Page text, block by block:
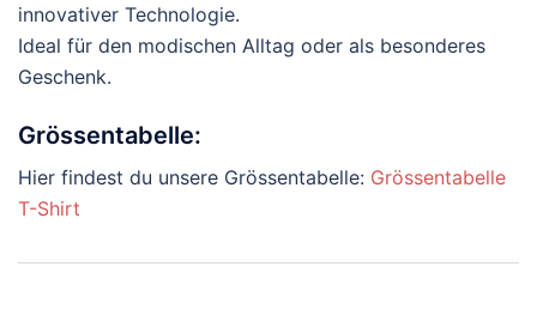
innovativer Technologie.
Ideal für den modischen Alltag oder als besonderes
Geschenk.
Grössentabelle:
Hier findest du unsere Grössentabelle: Grössentabelle
T-Shirt